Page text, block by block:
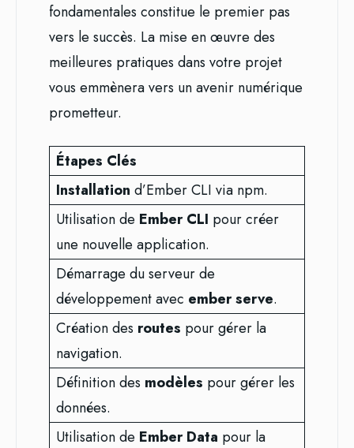
fondamentales constitue le premier pas
vers le succès. La mise en œuvre des
meilleures pratiques dans votre projet
vous emmènera vers un avenir numérique
prometteur.
Étapes Clés
Installation d’Ember CLI via npm.
Utilisation de Ember CLI pour créer
une nouvelle application.
Démarrage du serveur de
développement avec ember serve.
Création des routes pour gérer la
navigation.
Définition des modèles pour gérer les
données.
Utilisation de Ember Data pour la